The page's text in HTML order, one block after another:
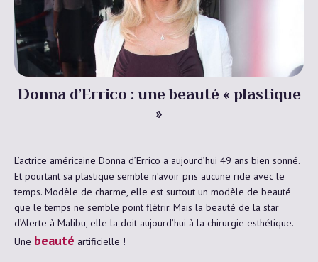
Donna d’Errico : une beauté « plastique
»
L’actrice américaine Donna d’Errico a aujourd’hui 49 ans bien sonné.
Et pourtant sa plastique semble n’avoir pris aucune ride avec le
temps. Modèle de charme, elle est surtout un modèle de beauté
que le temps ne semble point flétrir. Mais la beauté de la star
d’Alerte à Malibu, elle la doit aujourd’hui à la chirurgie esthétique.
Une beauté artificielle !